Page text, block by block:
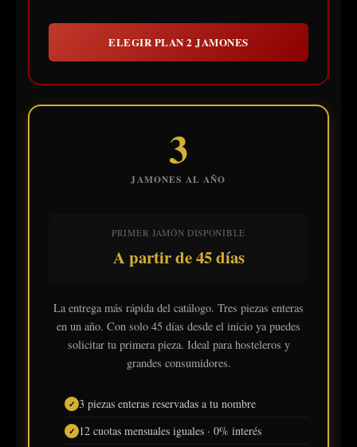
ELEGIR PLAN 2 JAMONES
3
JAMONES AL AÑO
PRIMER JAMÓN DISPONIBLE
A partir de 45 días
La entrega más rápida del catálogo. Tres piezas enteras
en un año. Con solo 45 días desde el inicio ya puedes
solicitar tu primera pieza. Ideal para hosteleros y
grandes consumidores.
3 piezas enteras reservadas a tu nombre
12 cuotas mensuales iguales · 0% interés